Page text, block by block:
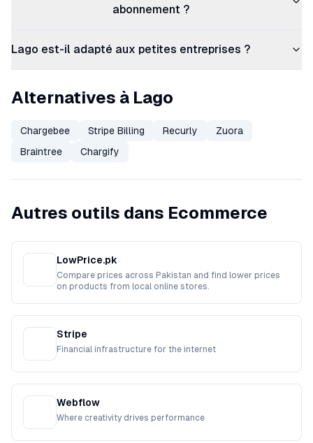
abonnement ?
Lago est-il adapté aux petites entreprises ?
Alternatives à Lago
Chargebee Stripe Billing Recurly
Zuora
Braintree
Chargify
Autres outils dans Ecommerce
LowPrice.pk
Compare prices across Pakistan and find lower prices
on products from local online stores.
Stripe
Financial infrastructure for the internet
Webflow
Where creativity drives performance